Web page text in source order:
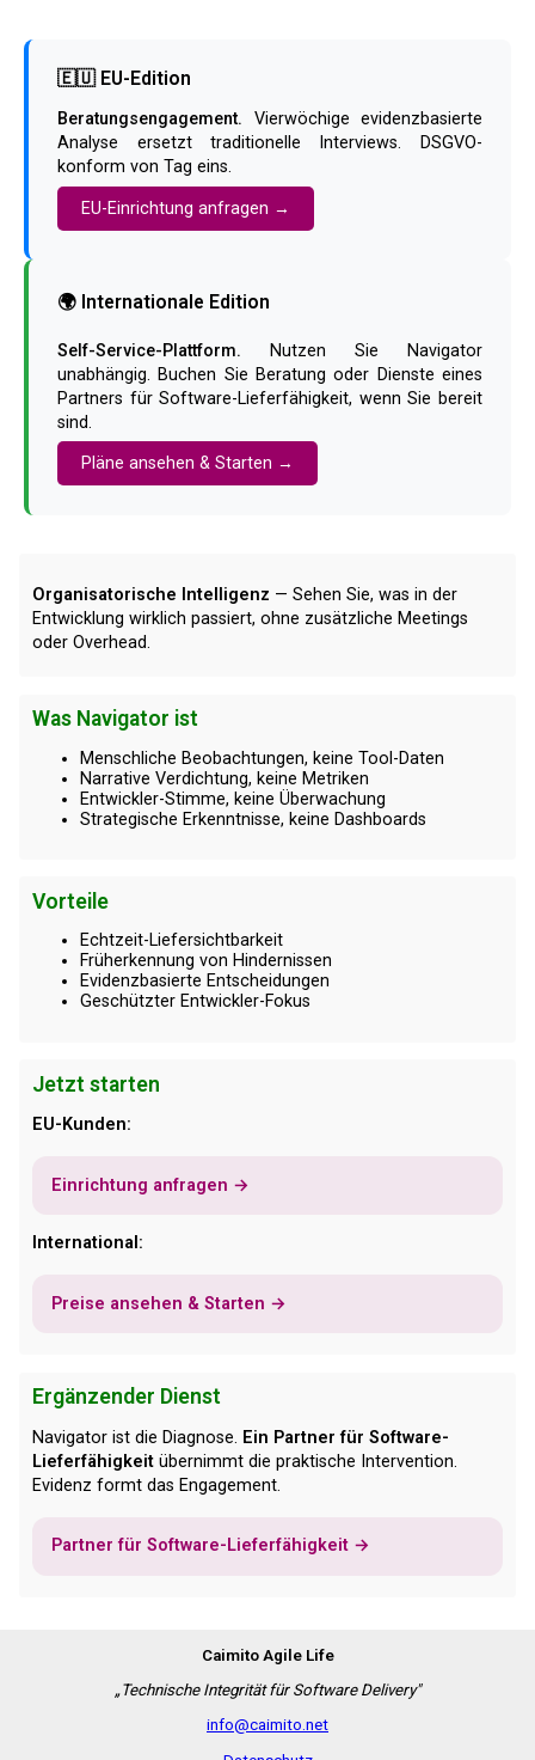
🇪🇺 EU-Edition
Beratungsengagement. Vierwöchige evidenzbasierte
Analyse ersetzt traditionelle Interviews. DSGVO-
konform von Tag eins.
EU-Einrichtung anfragen →
🌍 Internationale Edition
Self-Service-Plattform. Nutzen Sie Navigator
unabhängig. Buchen Sie Beratung oder Dienste eines
Partners für Software-Lieferfähigkeit, wenn Sie bereit
sind.
Pläne ansehen & Starten →
Organisatorische Intelligenz — Sehen Sie, was in der
Entwicklung wirklich passiert, ohne zusätzliche Meetings
oder Overhead.
Was Navigator ist
Menschliche Beobachtungen, keine Tool-Daten
Narrative Verdichtung, keine Metriken
Entwickler-Stimme, keine Überwachung
Strategische Erkenntnisse, keine Dashboards
Vorteile
Echtzeit-Liefersichtbarkeit
Früherkennung von Hindernissen
Evidenzbasierte Entscheidungen
Geschützter Entwickler-Fokus
Jetzt starten
EU-Kunden:
Einrichtung anfragen →
International:
Preise ansehen & Starten →
Ergänzender Dienst
Navigator ist die Diagnose. Ein Partner für Software-
Lieferfähigkeitübernimmt die praktische Intervention.
Evidenz formt das Engagement.
Partner für Software-Lieferfähigkeit →
Caimito Agile Life
„Technische Integrität für Software Delivery"
info@caimito.net